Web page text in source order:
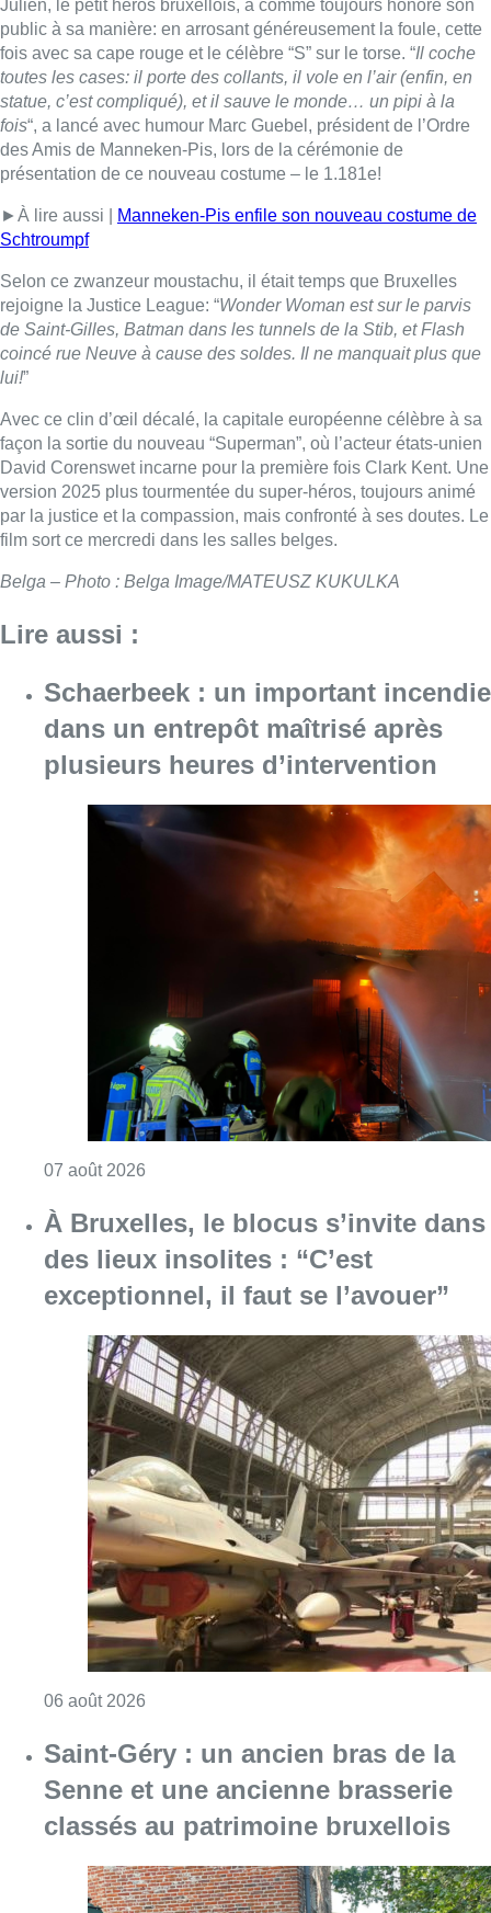
rejoigne la Justice League: “Wonder Woman est sur le parvis
de Saint-Gilles, Batman dans les tunnels de la Stib, et Flash
coincé rue Neuve à cause des soldes. Il ne manquait plus que
lui!”
Avec ce clin d’œil décalé, la capitale européenne célèbre à sa
façon la sortie du nouveau “Superman”, où l’acteur états-unien
David Corenswet incarne pour la première fois Clark Kent. Une
par la justice et la compassion, mais confronté à ses doutes. Le
film sort ce mercredi dans les salles belges.
Belga – Photo : Belga Image/MATEUSZ KUKULKA
Lire aussi :
dans un entrepôt maîtrisé après
plusieurs heures d’intervention
Consulter l'article "Schaerbeek : un
À Bruxelles, le blocus s’invite dans
des lieux insolites : “C’est
exceptionnel, il faut se l’avouer”
06 août 2026Consulter l'article "À Bruxelles, le blocus
Saint-Géry : un ancien bras de la
Senne et une ancienne brasserie
classés au patrimoine bruxellois